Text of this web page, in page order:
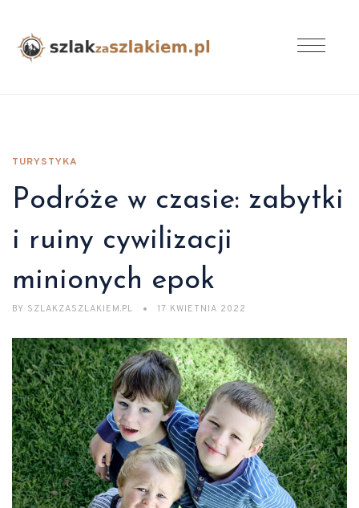
TURYSTYKA
Podróże w czasie: zabytki
i ruiny cywilizacji
minionych epok
BY SZLAKZASZLAKIEM.PL 17 KWIETNIA 2022